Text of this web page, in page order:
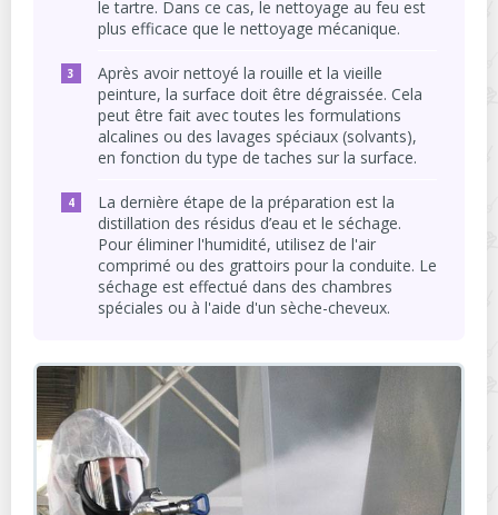
le tartre. Dans ce cas, le nettoyage au feu est
plus efficace que le nettoyage mécanique.
Après avoir nettoyé la rouille et la vieille
peinture, la surface doit être dégraissée. Cela
peut être fait avec toutes les formulations
alcalines ou des lavages spéciaux (solvants),
en fonction du type de taches sur la surface.
La dernière étape de la préparation est la
distillation des résidus d’eau et le séchage.
Pour éliminer l'humidité, utilisez de l'air
comprimé ou des grattoirs pour la conduite. Le
séchage est effectué dans des chambres
spéciales ou à l'aide d'un sèche-cheveux.